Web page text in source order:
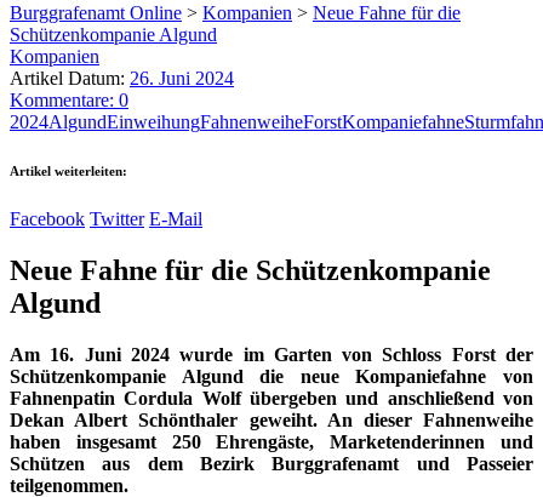
Burggrafenamt Online > Kompanien > Neue Fahne für die
Schützenkompanie Algund
Kompanien
Artikel Datum: 26. Juni 2024
Kommentare: 0
2024AlgundEinweihungFahnenweiheForstKompaniefahne
Artikel weiterleiten:
Facebook Twitter E-Mail
Neue Fahne für die Schützenkompanie
Algund
Am 16. Juni 2024 wurde im Garten von Schloss Forst der
Schützenkompanie Algund die neue Kompaniefahne von
Fahnenpatin Cordula Wolf übergeben und anschließend von
Dekan Albert Schönthaler geweiht. An dieser Fahnenweihe
haben insgesamt 250 Ehrengäste, Marketenderinnen und
Schützen aus dem Bezirk Burggrafenamt und Passeier
teilgenommen.